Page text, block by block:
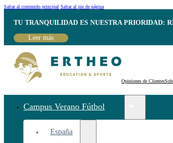
Saltar al contenido principal Saltar al pie de página
TU TRANQUILIDAD ES NUESTRA PRIORIDAD:
Leer más
Opiniones de Clientes
Campus Verano Fútbol
España